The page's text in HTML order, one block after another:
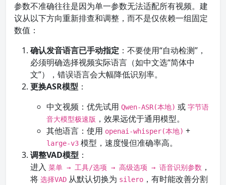
参数不准确往往是因为单一参数无法适配所有视频。建
议从以下方向重新排查和调整，而不是仅依赖一组固定
数值：
确认发音语言已手动指定 ：不要使用“自动检测”，
必须明确选择视频实际语言（如中文选“简体中
文”），错误语言会大幅降低识别率。
更换ASR模型 ：
中文视频：优先试用 Qwen-ASR(本地) 或 字节语
音大模型极速版 ，效果远优于通用模型。
其他语言：使用 openai-whisper(本地) +
large-v3 模型，速度慢但准确率高。
调整VAD模型 ：
进入 菜单 → 工具/选项 → 高级选项 → 语音识别参数 ，
将 选择VAD 从默认切换为 silero ，有时能改善分割